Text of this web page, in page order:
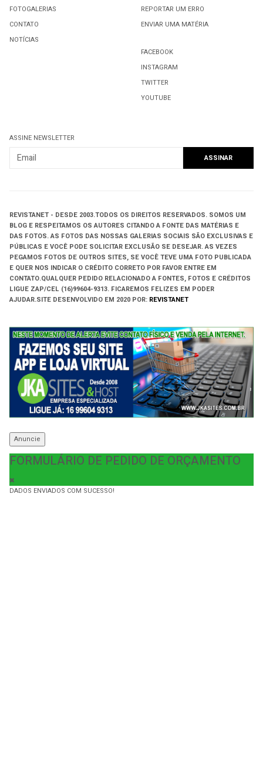
FOTOGALERIAS
CONTATO
NOTÍCIAS
REPORTAR UM ERRO
ENVIAR UMA MATÉRIA
FACEBOOK
INSTAGRAM
TWITTER
YOUTUBE
ASSINE NEWSLETTER
REVISTANET - DESDE 2003.TODOS OS DIREITOS RESERVADOS. SOMOS UM
BLOG E RESPEITAMOS OS AUTORES CITANDO A FONTE DAS MATÉRIAS E
DAS FOTOS. AS FOTOS DAS NOSSAS GALERIAS SOCIAIS SÃO EXCLUSIVAS E
PÚBLICAS E VOCÊ PODE SOLICITAR EXCLUSÃO SE DESEJAR. AS VEZES
PEGAMOS FOTOS DE OUTROS SITES, SE VOCÊ TEVE UMA FOTO PUBLICADA
E QUER NOS INDICAR O CRÉDITO CORRETO POR FAVOR ENTRE EM
CONTATO.QUALQUER PEDIDO RELACIONADO A FONTES, FOTOS E CRÉDITOS
LIGUE ZAP/CEL (16)99604-9313. FICAREMOS FELIZES EM PODER
AJUDAR.SITE DESENVOLVIDO EM 2020 POR: REVISTANET
Anuncie
FORMULÁRIO DE PEDIDO DE ORÇAMENTO
DADOS ENVIADOS COM SUCESSO!